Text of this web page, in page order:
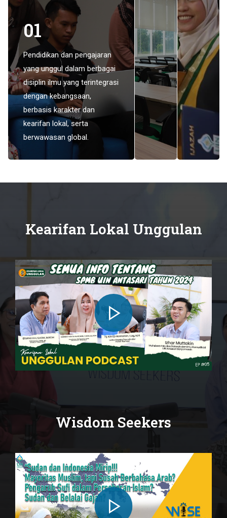
01
Pendidikan dan pengajaran
yang unggul dalam berbagai
disiplin ilmu yang terintegrasi
dengan kebangsaan,
berbasis karakter dan
kearifan lokal, serta
berwawasan global.
Kearifan Lokal Unggulan
Wisdom Seekers